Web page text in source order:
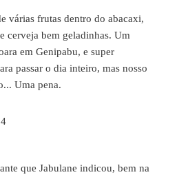
várias frutas dentro do abacaxi,
cerveja bem geladinhas. Um
em Genipabu, e super
passar o dia inteiro, mas nosso
Uma pena.
que Jabulane indicou, bem na